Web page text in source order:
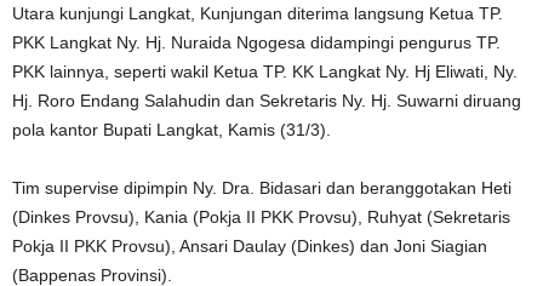
Utara kunjungi Langkat, Kunjungan diterima langsung Ketua TP.
PKK Langkat Ny. Hj. Nuraida Ngogesa didampingi pengurus TP.
PKK lainnya, seperti wakil Ketua TP. KK Langkat Ny. Hj Eliwati, Ny.
Hj. Roro Endang Salahudin dan Sekretaris Ny. Hj. Suwarni diruang
pola kantor Bupati Langkat, Kamis (31/3).
Tim supervise dipimpin Ny. Dra. Bidasari dan beranggotakan Heti
(Dinkes Provsu), Kania (Pokja II PKK Provsu), Ruhyat (Sekretaris
Pokja II PKK Provsu), Ansari Daulay (Dinkes) dan Joni Siagian
(Bappenas Provinsi).